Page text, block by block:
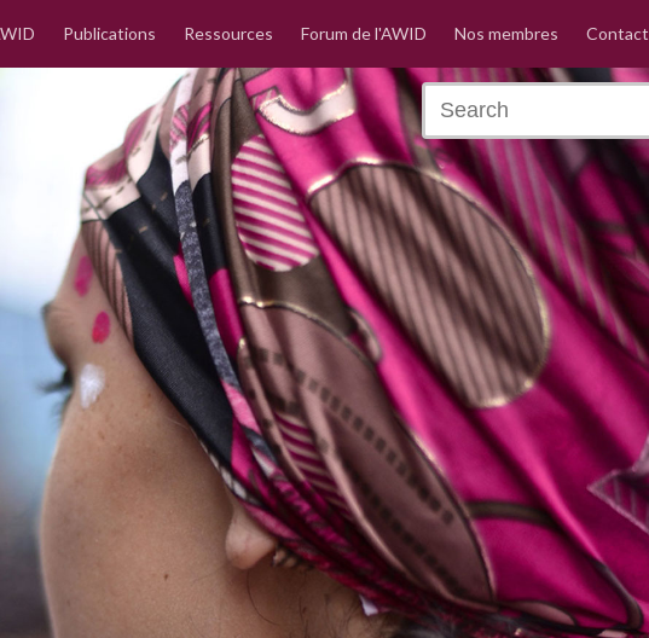
Publications Ressources Forum de l'AWID Nos membres Contact